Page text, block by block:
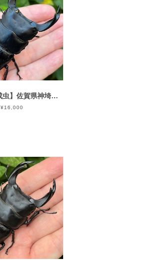
【美形・新成虫】佐賀県神埼郡神埼町産”オオクワガタペア（♂79mm） # 805211−101
¥16,000